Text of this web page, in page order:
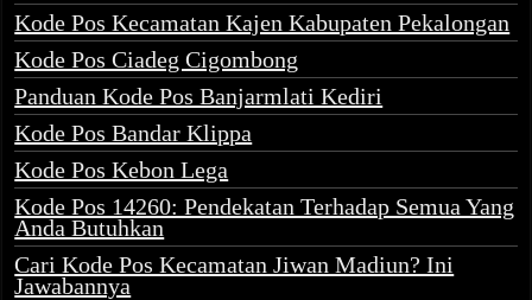
Kode Pos Kecamatan Kajen Kabupaten Pekalongan
Kode Pos Ciadeg Cigombong
Panduan Kode Pos Banjarmlati Kediri
Kode Pos Bandar Klippa
Kode Pos Kebon Lega
Kode Pos 14260: Pendekatan Terhadap Semua Yang
Anda Butuhkan
Cari Kode Pos Kecamatan Jiwan Madiun? Ini
Jawabannya